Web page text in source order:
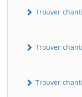
Trouver
Trouver
Trouver